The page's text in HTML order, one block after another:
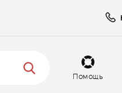
Помощь